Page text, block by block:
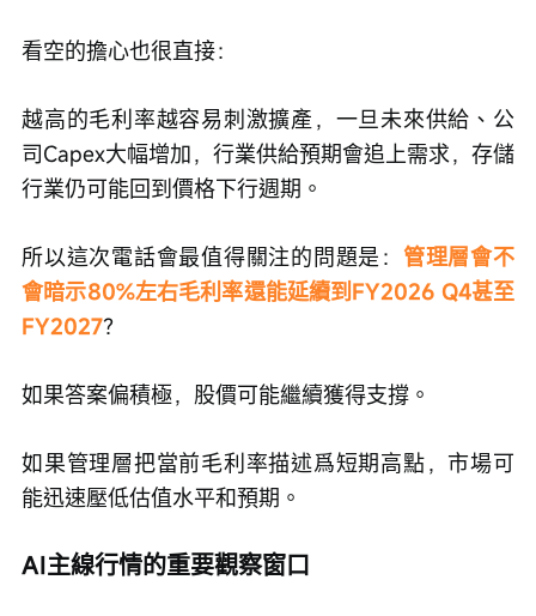
看空的擔心也很直接：
越高的毛利率越容易刺激擴產，一旦未來供給、公
司Capex大幅增加，行業供給預期會追上需求，存儲
行業仍可能回到價格下行週期。
所以這次電話會最值得關注的問題是： 管理層會不
會暗示80%左右毛利率還能延續到FY2026 Q4甚至
FY2027？
如果答案偏積極，股價可能繼續獲得支撐。
如果管理層把當前毛利率描述爲短期高點，市場可
能迅速壓低估值水平和預期。
AI主線行情的重要觀察窗口